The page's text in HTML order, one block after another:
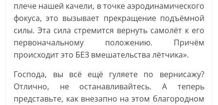
плече нашей качели, в точке аэродинамического
фокуса, это вызывает прекращение подъёмной
силы. Эта сила стремится вернуть самолёт к его
первоначальному положению. Причём
происходит это БЕЗ вмешательства лётчика».
Господа, вы всё ещё гуляете по вернисажу?
Отлично, не останавливайтесь. А теперь
представьте, как внезапно на этом благородном